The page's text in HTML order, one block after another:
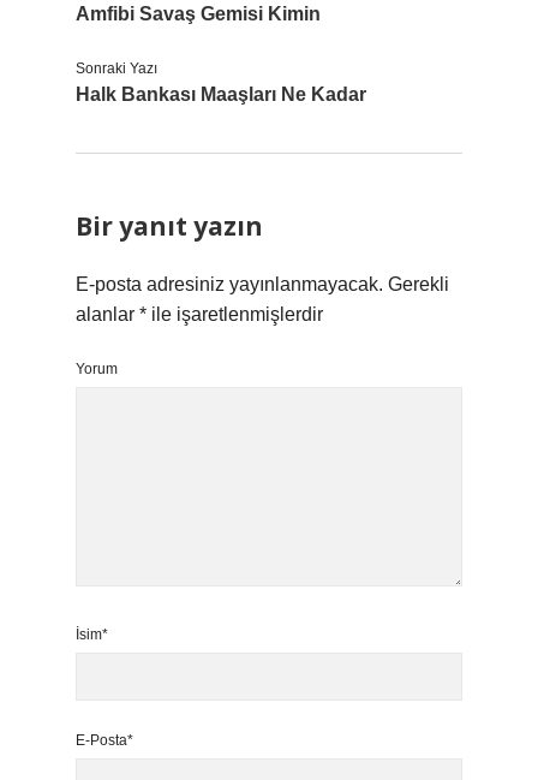
Amfibi Savaş Gemisi Kimin
Sonraki Yazı
Halk Bankası Maaşları Ne Kadar
Bir yanıt yazın
E-posta adresiniz yayınlanmayacak. Gerekli
alanlar * ile işaretlenmişlerdir
Yorum
İsim*
E-Posta*